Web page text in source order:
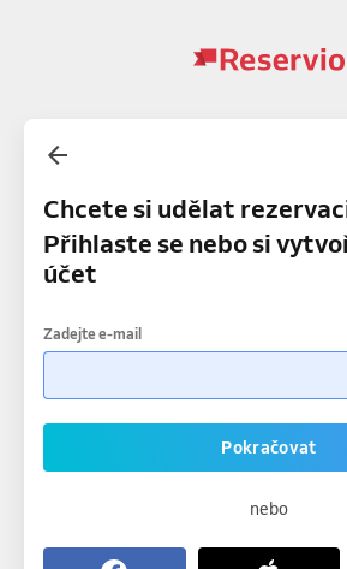
Chcete si udělat
Přihlaste se nebo si
účet
Zadejte e-mail
Pokračovat
nebo